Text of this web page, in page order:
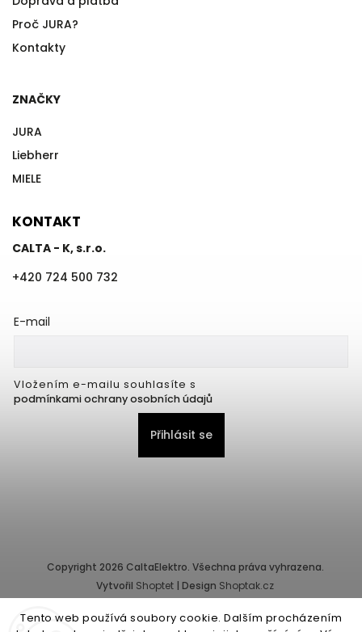
Tento web používá soubory cookie. Dalším procházením
Proč JURA?
Kontakty
ZNAČKY
JURA
Liebherr
MIELE
KONTAKT
CALTA - K, s.r.o.
+420 724 500 732
E-mail
Vložením e-mailu souhlasíte s
podmínkami ochrany osobních údajů
Přihlásit se
Copyright 2026 CaltaElektro. Všechna práva vyhrazena.
Vytvořil Shoptet | Design Shoptak.cz
Provozovatel e-shopu: CALTA - K, s.r.o., IČ: 25155822, Pernerova